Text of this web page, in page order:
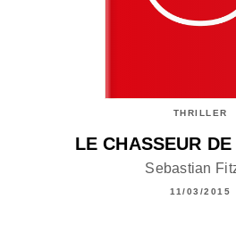
THRILLER
LE CHASSEUR
Sebastian
11/03/2015